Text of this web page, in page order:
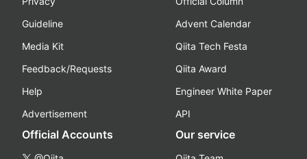
Guideline
Media Kit
Feedback/Requests
Help
Advertisement
Advent Calendar
Qiita Tech Festa
Qiita Award
Engineer White Paper
API
Official Accounts Our service